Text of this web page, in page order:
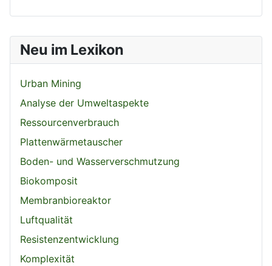
Neu im Lexikon
Urban Mining
Analyse der Umweltaspekte
Ressourcenverbrauch
Plattenwärmetauscher
Boden- und Wasserverschmutzung
Biokomposit
Membranbioreaktor
Luftqualität
Resistenzentwicklung
Komplexität